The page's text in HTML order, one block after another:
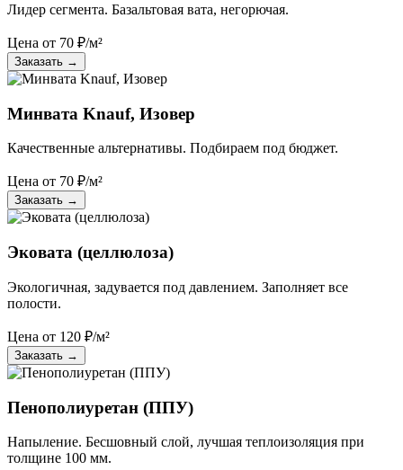
Лидер сегмента. Базальтовая вата, негорючая.
Цена от 70 ₽/м²
Заказать →
Минвата Knauf, Изовер
Качественные альтернативы. Подбираем под бюджет.
Цена от 70 ₽/м²
Заказать →
Эковата (целлюлоза)
Экологичная, задувается под давлением. Заполняет все
полости.
Цена от 120 ₽/м²
Заказать →
Пенополиуретан (ППУ)
Напыление. Бесшовный слой, лучшая теплоизоляция при
толщине 100 мм.